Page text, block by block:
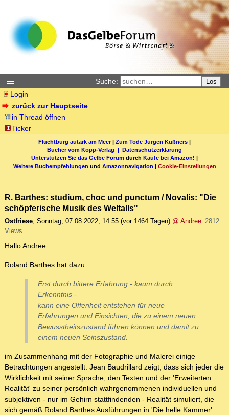
Suche: Los
Login
zurück zur Hauptseite
in Thread öffnen
Ticker
Fluchtburg autark am Meer| Zum Tode Jürgen Küßners |
Bücher vom Kopp-Verlag | Datenschutzerklärung
Unterstützen Sie das Gelbe Forum durch Käufe bei Amazon! |
Weitere Buchempfehlungen und Amazonnavigation | Cookie-Einstellungen
R. Barthes: studium, choc und punctum / Novalis: "Die
schöpferische Musik des Weltalls"
Ostfriese, Sonntag, 07.08.2022, 14:55 (vor 1464 Tagen) @ Andree 2812
Views
Hallo Andree
Roland Barthes hat dazu
Erst durch bittere Erfahrung - kaum durch
Erkenntnis -
kann eine Offenheit entstehen für neue
Erfahrungen und Einsichten, die zu einem neuen
Bewusstheitszustand führen können und damit zu
einem neuen Seinszustand.
im Zusammenhang mit der Fotographie und Malerei einige
Betrachtungen angestellt. Jean Baudrillard zeigt, dass sich jeder die
Wirklichkeit mit seiner Sprache, den Texten und der 'Erweiterten
Realität' zu seiner persönlich wahrgenommenen individuellen und
subjektiven - nur im Gehirn stattfindenden - Realität simuliert, die
sich gemäß Roland Barthes Ausführungen in 'Die helle Kammer'